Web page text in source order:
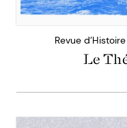
Revue
Le